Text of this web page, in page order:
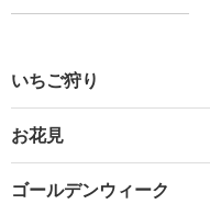
いちご狩り
お花見
ゴールデンウィーク